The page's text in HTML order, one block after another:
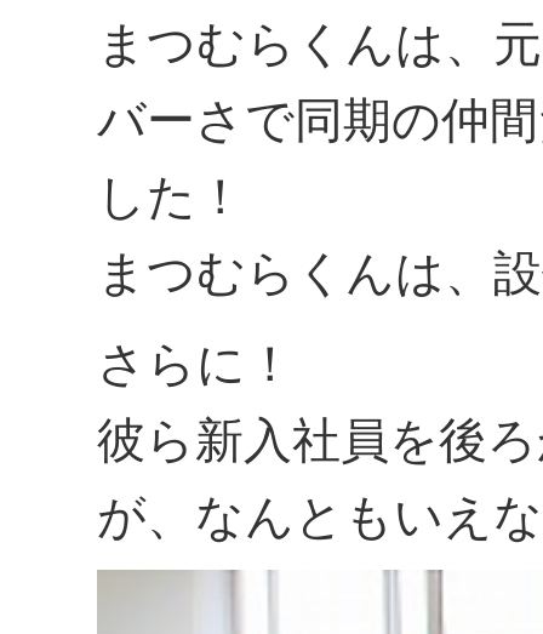
まつむらくんは、
バーさで同期の仲
した！
まつむらくんは、
さらに！
彼ら新入社員を後
が、なんともいえ